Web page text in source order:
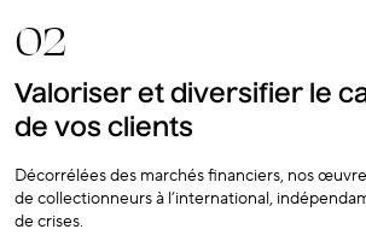
02
Valoriser et diversifier le
de vos clients
Décorrélées des marchés financiers, nos
de collectionneurs à l’international,
de crises.